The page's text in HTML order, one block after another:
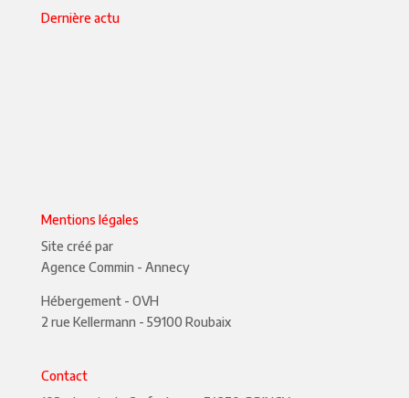
Dernière actu
Mentions légales
Site créé par
Agence Commin - Annecy
Hébergement - OVH
2 rue Kellermann - 59100 Roubaix
Contact